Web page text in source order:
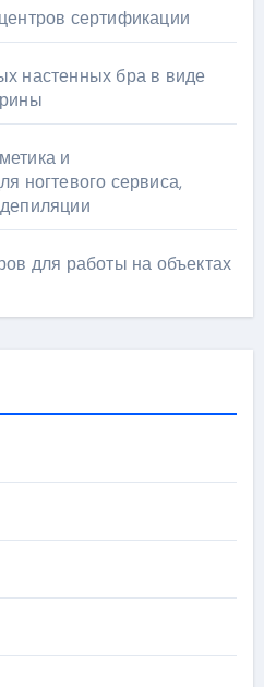
сертификации
настенных бра в виде
и
ногтевого сервиса,
для работы на объектах